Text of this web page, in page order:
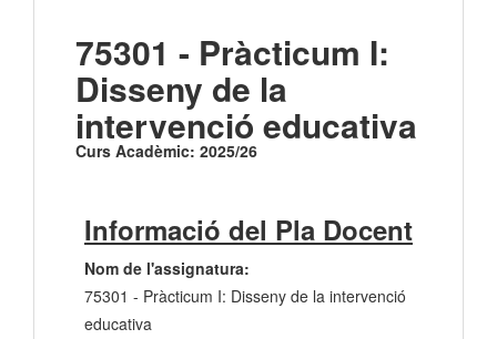
75301 - Pràcticum I:
Disseny de la
intervenció educativa
Curs Acadèmic: 2025/26
Informació del Pla Docent
Nom de l'assignatura:
75301 - Pràcticum I: Disseny de la intervenció
educativa